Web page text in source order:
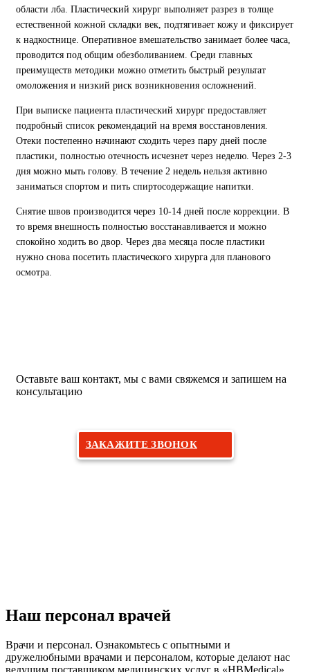
области лба. Пластический хирург выполняет разрез в толще
естественной кожной складки век, подтягивает кожу и фиксирует
к надкостнице. Оперативное вмешательство занимает более часа,
проводится под общим обезболиванием. Среди главных
преимуществ методики можно отметить быстрый результат
омоложения и низкий риск возникновения осложнений.
При выписке пациента пластический хирург предоставляет
подробный список рекомендаций на время восстановления.
Отеки постепенно начинают сходить через пару дней после
пластики, полностью отечность исчезнет через неделю. Через 2-3
дня можно мыть голову. В течение 2 недель нельзя активно
заниматься спортом и пить спиртосодержащие напитки.
Снятие швов производится через 10-14 дней после коррекции. В
то время внешность полностью восстанавливается и можно
спокойно ходить во двор. Через два месяца после пластики
нужно снова посетить пластического хирурга для планового
осмотра.
Оставьте ваш контакт, мы с вами свяжемся и запишем на
консультацию
ЗАКАЖИТЕ ЗВОНОК
Наш персонал врачей
Врачи и персонал. Ознакомьтесь с опытными и
дружелюбными врачами и персоналом, которые делают нас
ведущим поставщиком медицинских услуг в «HBMedical»